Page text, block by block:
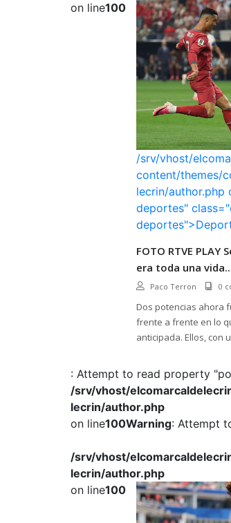
on line100
/srv/vhost/
content/themes/
lecrin/author.php
deportes"
FOTO RTVE
era toda una
Paco Terron 0
Dos potencias ahora
frente a frente en lo
anticipada. Ellos, con
mano a mano, frente
: Attempt to read property
/srv/vhost/
lecrin/author.php
on line100Warning: Attempt
/srv/vhost/
lecrin/author.php
on line100